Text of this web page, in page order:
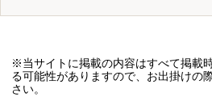
※当サイトに掲載の内容はすべて掲載
る可能性がありますので、お出掛けの
さい。